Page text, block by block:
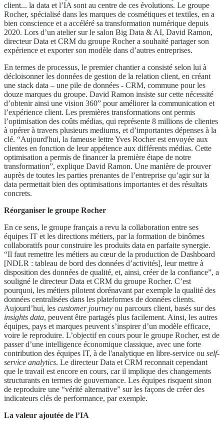
client... la data et l’IA sont au centre de ces évolutions. Le groupe
Rocher, spécialisé dans les marques de cosmétiques et textiles, en a
bien conscience et a accéléré sa transformation numérique depuis
2020. Lors d’un atelier sur le salon Big Data & AI, David Ramon,
directeur Data et CRM du groupe Rocher a souhaité partager son
expérience et exporter son modèle dans d’autres entreprises.
En termes de processus, le premier chantier a consisté selon lui à
décloisonner les données de gestion de la relation client, en créant
une stack data – une pile de données - CRM, commune pour les
douze marques du groupe. David Ramon insiste sur cette nécessité
d’obtenir ainsi une vision 360” pour améliorer la communication et
l’expérience client. Les premières transformations ont permis
l’optimisation des coûts médias, qui représente 8 millions de clientes
à opérer à travers plusieurs mediums, et d’importantes dépenses à la
clé. “Aujourd'hui, la fameuse lettre Yves Rocher est envoyée aux
clientes en fonction de leur appétence aux différents médias. Cette
optimisation a permis de financer la première étape de notre
transformation”, explique David Ramon. Une manière de prouver
auprès de toutes les parties prenantes de l’entreprise qu’agir sur la
data permettait bien des optimisations importantes et des résultats
concrets.
Réorganiser le groupe Rocher
En ce sens, le groupe français a revu la collaboration entre ses
équipes IT et les directions métiers, par la formation de binômes
collaboratifs pour construire les produits data en parfaite synergie.
“Il faut remettre les métiers au cœur de la production de Dashboard
[NDLR : tableau de bord des données d’activités], leur mettre à
disposition des données de qualité, et, ainsi, créer de la confiance”, a
souligné le directeur Data et CRM du groupe Rocher. C’est
pourquoi, les métiers pilotent dorénavant par exemple la qualité des
données centralisées dans les plateformes de données clients.
Aujourd’hui, les customer journey ou parcours client, basés sur des
insights data, peuvent être partagés plus facilement. Ainsi, les autres
équipes, pays et marques peuvent s’inspirer d’un modèle efficace,
voire le reproduire. L’objectif en cours pour le groupe Rocher, est de
passer d’une intelligence économique classique, avec une forte
contribution des équipes IT, à de l'analytique en libre-service ou self-
service analytics. Le directeur Data et CRM reconnait cependant
que le travail est encore en cours, car il implique des changements
structurants en termes de gouvernance. Les équipes risquent sinon
de reproduire une “vérité alternative” sur les façons de créer des
indicateurs clés de performance, par exemple.
La valeur ajoutée de l’IA